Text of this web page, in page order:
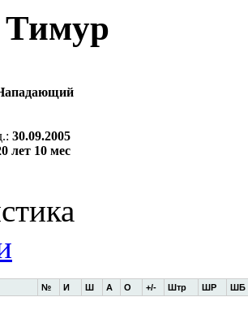
30.09.2005
лет 10 мес
№ И Ш А О +/- Штр ШР ШБ